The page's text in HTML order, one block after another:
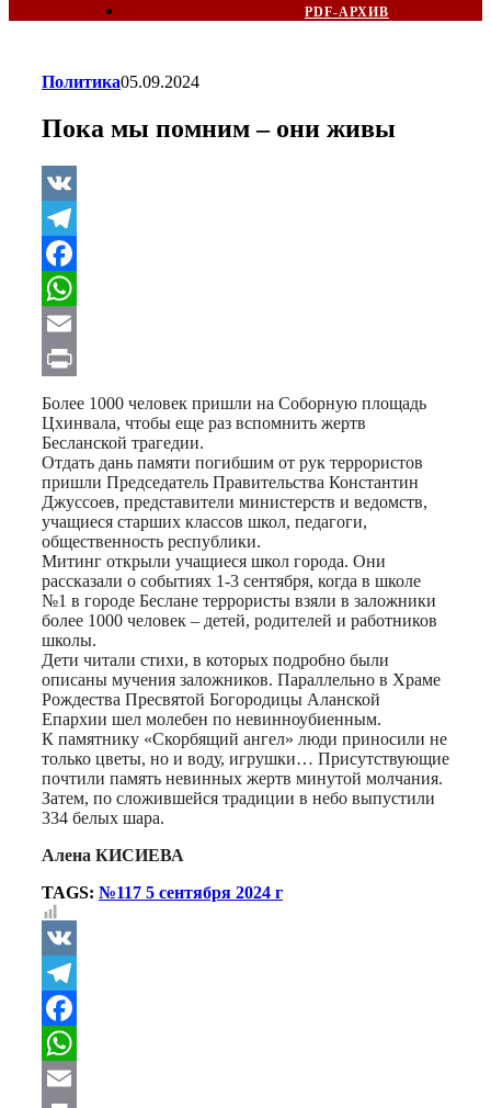
PDF-АРХИВ
Политика05.09.2024
Пока мы помним – они живы
VK
Telegram
Facebook
WhatsApp
Email
Print
Более 1000 человек пришли на Соборную площадь
Цхинвала, чтобы еще раз вспомнить жертв
Бесланской трагедии.
Отдать дань памяти погибшим от рук террористов
пришли Председатель Правительства Константин
Джуссоев, представители министерств и ведомств,
учащиеся старших классов школ, педагоги,
общественность республики.
Митинг открыли учащиеся школ города. Они
рассказали о событиях 1-3 сентября, когда в школе
№1 в городе Беслане террористы взяли в заложники
более 1000 человек – детей, родителей и работников
школы.
Дети читали стихи, в которых подробно были
описаны мучения заложников. Параллельно в Храме
Рождества Пресвятой Богородицы Аланской
Епархии шел молебен по невинноубиенным.
К памятнику «Скорбящий ангел» люди приносили не
только цветы, но и воду, игрушки… Присутствующие
почтили память невинных жертв минутой молчания.
Затем, по сложившейся традиции в небо выпустили
334 белых шара.
Алена КИСИЕВА
TAGS: №117 5 сентября 2024 г
VK
Telegram
Facebook
WhatsApp